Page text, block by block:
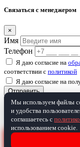
Связаться с менеджером
×
Имя
Телефон
Я даю согласие на
соответствии с политикой
Я даю согласие на
Отправить
Товар добавлен в корзину
×
Мы используем файлы
и удобства
соглашаетесь с
использованием cookie.
ПРОЙДИТЕ